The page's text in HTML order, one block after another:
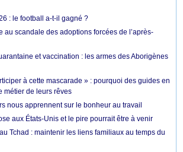
: le football a-t-il gagné ?
au scandale des adoptions forcées de l’après-
et vaccination : les armes des Aborigènes
à cette mascarade » : pourquoi des guides en
métier de leurs rêves
nous apprennent sur le bonheur au travail
aux États-Unis et le pire pourrait être à venir
Tchad : maintenir les liens familiaux au temps du